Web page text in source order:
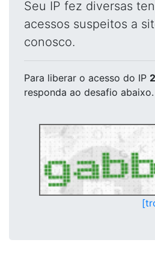
Seu IP fez diversas
acessos suspeitos a
conosco.
Para liberar o acesso do IP
responda ao desafio abaixo.